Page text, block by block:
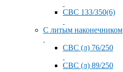
СВС 133/350(6)
С литым наконечником
СВС (л) 76/250
СВС (л) 89/250